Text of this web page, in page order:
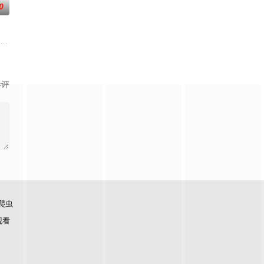
还导致其
我意识的最终BOSS苏夜被迫绑定，二人因
画《完美世界》的第二部剧场版作品。故事聚焦仙古纪元终极之战。祖祭灵
评
虫
看